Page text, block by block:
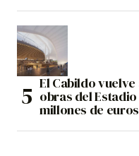
El Cabildo
obras del
millones de euros